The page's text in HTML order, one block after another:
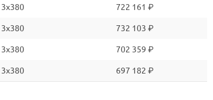
3x380 722 161 ₽
3x380 732 103 ₽
3x380 702 359 ₽
3x380 697 182 ₽